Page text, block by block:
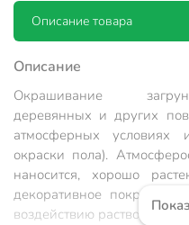
Описание товара
Описание
Окрашивание
деревянных и других
атмосферных
окраски пола).
наносится, хорошо
декоративное покрытие,
воздействию растворов